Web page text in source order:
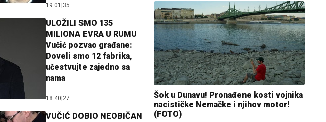
19:01 35
ULOŽILI SMO 135
MILIONA EVRA U RUMU
Vučić pozvao građane:
Doveli smo 12 fabrika,
učestvujte zajedno sa
nama
18:40 27
VUČIĆ DOBIO NEOBIČAN
Šok u Dunavu! Pronađene kosti vojnika
nacističke Nemačke i njihov motor!
(FOTO)